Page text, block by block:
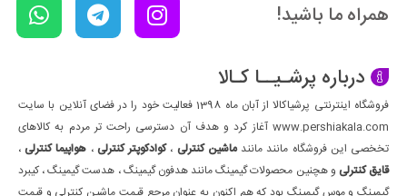
همراه ما باشید!
درباره پرشـیــا کـالا
فروشگاه اینترنتی پرشیاکالا از آبان ماه 1398 فعالیت خود را در فضای آنلاین با سایت
www.pershiakala.com آغاز کرد و هدف آن دسترسی راحت تر مردم به کالاهای
تخخصی این فروشگاه مانند مانندماشین کنترلی ،کوادکوپتر کنترلی ، هواپیما کنترلی،
قایق کنترلی و هچنین محصولات گیمینگ مانند هدفون گیمینگ ، هدست گیمینگ ، کیبرد
گیمینگ و موس گیمینگ بود که هم اکنون به عنوان مرجع قیمت ماشین کنترلی و قیمت